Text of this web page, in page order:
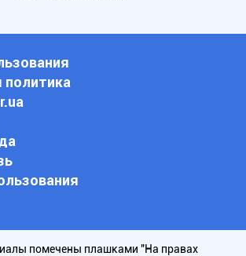
политика
помечены плашками "На правах